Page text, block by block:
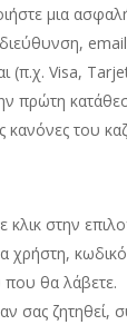
μια
διεύθυνση,
(π.χ. Visa,
πρώτη
κανόνες του
κλικ στην
χρήστη,
που θα λάβετε.
σας ζητηθεί,